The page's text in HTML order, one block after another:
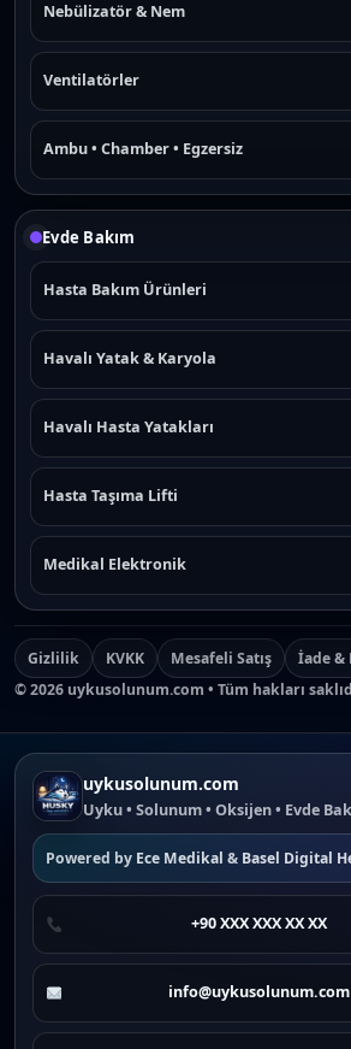
Nebülizatör & Nem
Ventilatörler
Ambu • Chamber • Egzersiz
Evde Bakım
Hasta Bakım Ürünleri
Havalı Yatak & Karyola
Havalı Hasta Yatakları
Hasta Taşıma Lifti
Medikal Elektronik
Gizlilik KVKK Mesafeli Satış İade &
©2026 uykusolunum.com • Tüm hakları
uykusolunum.com
Uyku • Solunum • Oksijen • Evde
Powered by Ece Medikal & Basel Digital
+90 XXX XXX XX XX
info@uykusolunum.com